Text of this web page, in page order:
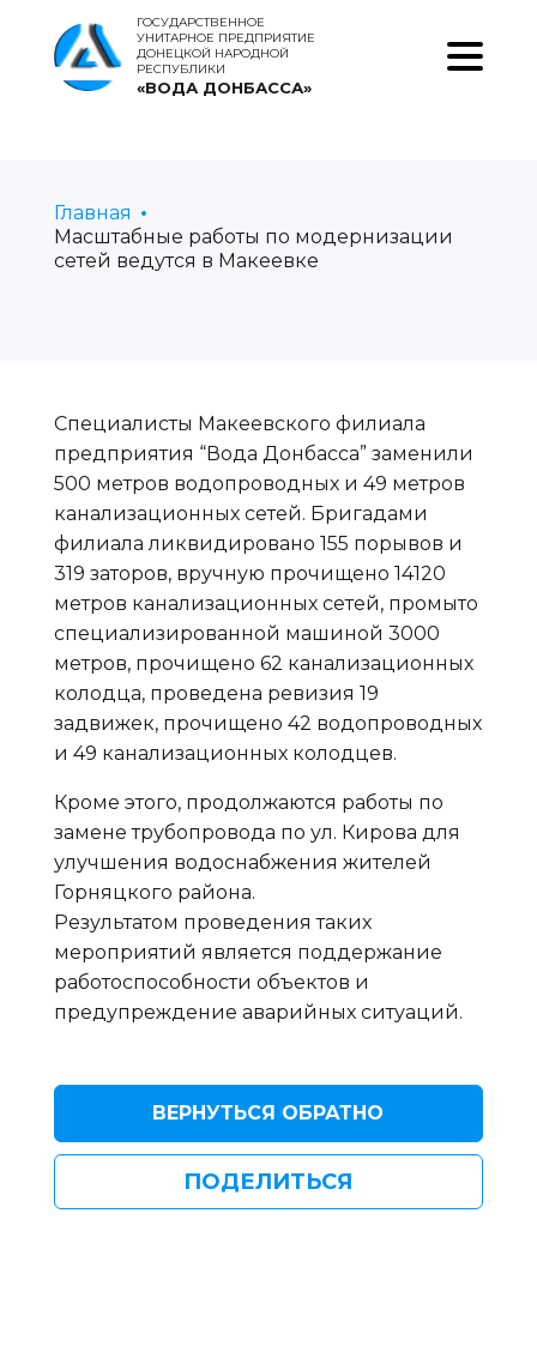
ГОСУДАРСТВЕННОЕ
УНИТАРНОЕ ПРЕДПРИЯТИЕ
ДОНЕЦКОЙ НАРОДНОЙ
РЕСПУБЛИКИ
«ВОДА ДОНБАССА»
Главная
Масштабные работы по модернизации
сетей ведутся в Макеевке
Специалисты Макеевского филиала
предприятия “Вода Донбасса” заменили
500 метров водопроводных и 49 метров
канализационных сетей. Бригадами
филиала ликвидировано 155 порывов и
319 заторов, вручную прочищено 14120
метров канализационных сетей, промыто
специализированной машиной 3000
метров, прочищено 62 канализационных
колодца, проведена ревизия 19
задвижек, прочищено 42 водопроводных
и 49 канализационных колодцев.
Кроме этого, продолжаются работы по
замене трубопровода по ул. Кирова для
улучшения водоснабжения жителей
Горняцкого района.
Результатом проведения таких
мероприятий является поддержание
работоспособности объектов и
предупреждение аварийных ситуаций.
ВЕРНУТЬСЯ ОБРАТНО
ПОДЕЛИТЬСЯ